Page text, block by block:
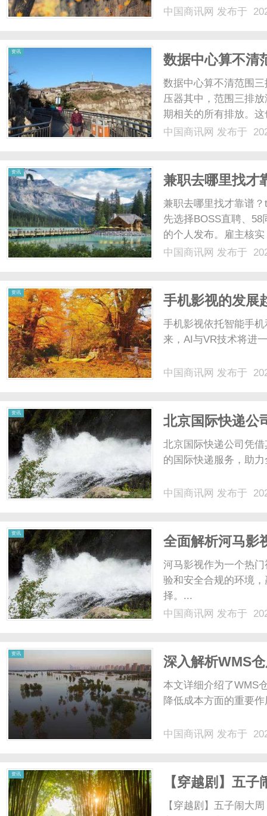
中国商讯网 发布于
资讯
数据中心算不清
边界一目了然
数据中心算不清范围
压器其中，范围三排
期相关的所有排放。
也更加复杂。因此，
中国商讯网 发布于
资讯
兼职去哪里找才
兼职去哪里找才靠谱
先选择BOSS直聘、
的个人发布。雇主核
地址，回避无实体办
中国商讯网 发布于
资讯
手机影视的发展
手机影视依托智能手
来，AI与VR技术将进
中国商讯网 发布于
资讯
北京国际快递公
北京国际快递公司凭
的国际快递服务，助
中国商讯网 发布于
资讯
全面解析河马影
河马影视作为一个热
验和安全合规的环境
择。...
中国商讯网 发布于
资讯
深入解析WMS
势
本文详细介绍了WMS
降低成本方面的重要
中国商讯网 发布于
资讯
【穿越剧】五
良洛、周海洛的
【穿越剧】五子闹大